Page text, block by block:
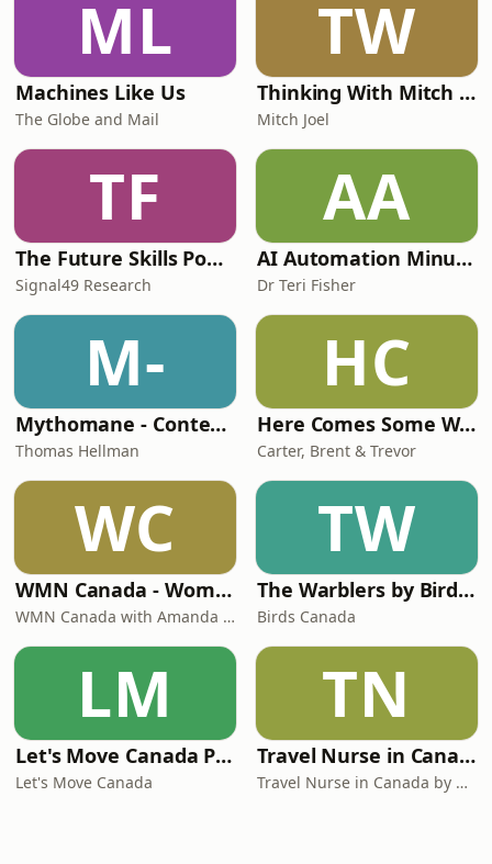
ML
Machines Like Us
The Globe and Mail
TW
Thinking With Mitch Joel
Mitch Joel
TF
The Future Skills Podcast
Signal49 Research
AA
AI Automation Minute
Dr Teri Fisher
M-
Mythomane - Contes et légendes de la Grèce antique
Thomas Hellman
HC
Here Comes Some Wisdom
Carter, Brent & Trevor
WC
WMN Canada - Women's Mentoring Network Canada
WMN Canada with Amanda Kalhous
TW
The Warblers by Birds Canada
Birds Canada
LM
Let's Move Canada Podcast
Let's Move Canada
TN
Travel Nurse in Canada by Roaming RN
Travel Nurse in Canada by Roaming RN